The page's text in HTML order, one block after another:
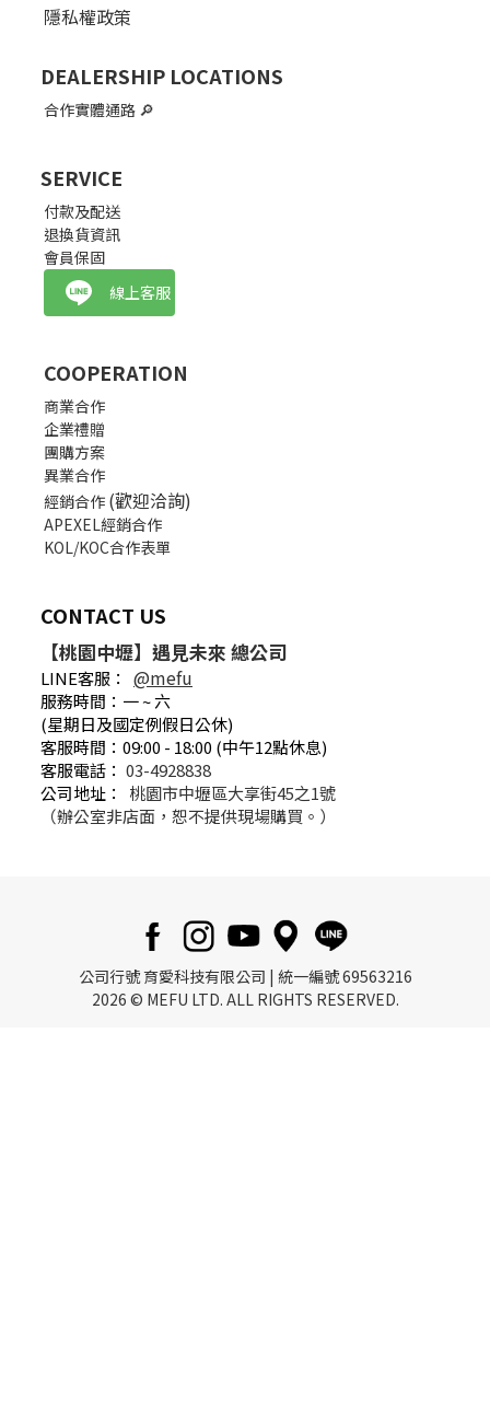
隱私權政策
DEALERSHIP LOCATIONS
合作實體通路 🔎
SERVICE
付款及配送
退換貨資訊
會員保固
線上客服
COOPERATION
商業合作
企業禮贈
團購方案
異業合作
經銷合作 (歡迎洽詢)
APEXEL經銷合作
KOL/KOC合作表單
CONTACT US
【桃園中壢】遇見未來 總公司
LINE客服： @mefu
服務時間：一 ~ 六
(星期日及國定例假日公休)
客服時間：09:00 - 18:00 (中午12點休息)
客服電話： 03-4928838
公司地址：
桃園市中壢區大享街45之1號
（辦公室非店面，恕不提供現場購買。）
公司行號 育愛科技有限公司 | 統一編號 69563216
2026 © MEFU LTD. ALL RIGHTS RESERVED.